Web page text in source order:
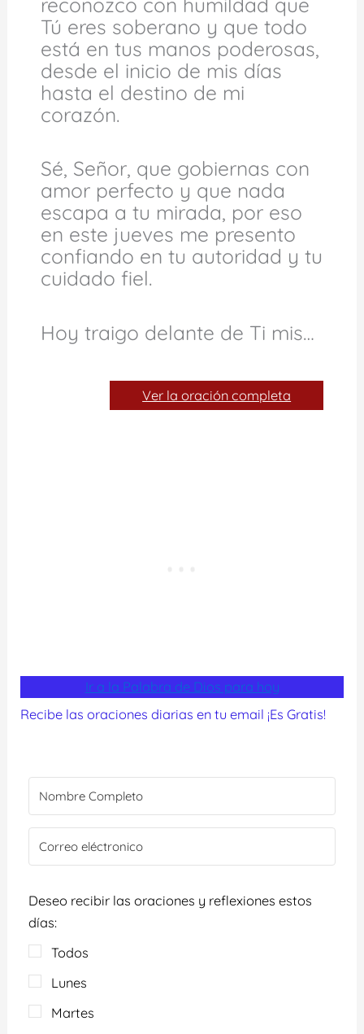
Tú eres soberano y que todo
está en tus manos poderosas,
desde el inicio de mis días
hasta el destino de mi
corazón.
Sé, Señor, que gobiernas con
amor perfecto y que nada
escapa a tu mirada, por eso
en este jueves me presento
confiando en tu autoridad y tu
cuidado fiel.
Hoy traigo delante de Ti mis…
Ver la oración completa
Ir a la Palabra de Dios para hoy
Recibe las oraciones diarias en tu email ¡Es Gratis!
Deseo recibir las oraciones y reflexiones estos
días:
Todos
Lunes
Martes